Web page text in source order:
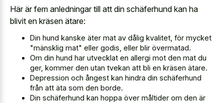
Här är fem anledningar till att din schäferhund kan ha
blivit en kräsen ätare:
Din hund kanske äter mat av dålig kvalitet, för mycket
"mänsklig mat" eller godis, eller blir övermatad.
Om din hund har utvecklat en allergi mot den mat du
ger, kommer den utan tvekan att bli en kräsen ätare.
Depression och ångest kan hindra din schäferhund
från att äta som den borde.
Din schäferhund kan hoppa över måltider om den är